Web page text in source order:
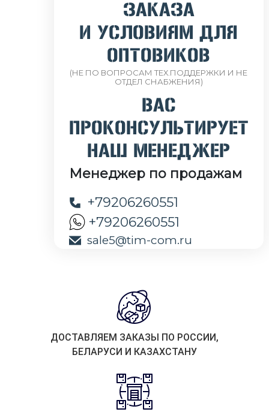
ЗАКАЗА
И УСЛОВИЯМ ДЛЯ
ОПТОВИКОВ
(НЕ ПО ВОПРОСАМ ТЕХ.ПОДДЕРЖКИ И НЕ
ОТДЕЛ СНАБЖЕНИЯ)
ВАС
ПРОКОНСУЛЬТИРУЕТ
НАШ МЕНЕДЖЕР
Менеджер по продажам
+79206260551
+79206260551
sale5@tim-com.ru
ДОСТАВЛЯЕМ ЗАКАЗЫ ПО РОССИИ,
БЕЛАРУСИ И КАЗАХСТАНУ